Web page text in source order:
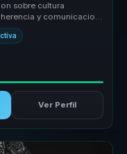
sobre cultura
y comunicacion
Ver Perfil